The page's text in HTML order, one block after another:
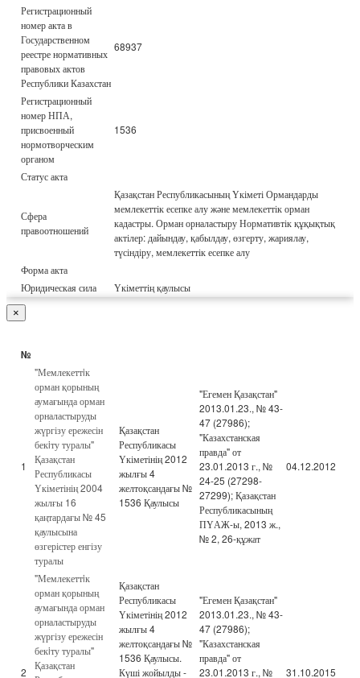
Регистрационный
номер акта в
Государственном
реестре нормативных
правовых актов
Республики Казахстан
68937
Регистрационный
номер НПА,
присвоенный
нормотворческим
органом
1536
Статус акта
Сфера
правоотношений
Қазақстан Республикасының Үкіметі Ормандарды
мемлекеттік есепке алу және мемлекеттік орман
кадастры. Орман орналастыру Нормативтік құқықтық
актілер: дайындау, қабылдау, өзгерту, жариялау,
түсіндіру, мемлекеттік есепке алу
Форма акта
Юридическая сила
Үкіметтің қаулысы
×
№
1
"Мемлекеттiк
орман қорының
аумағында орман
орналастыруды
жүргізу ережесін
бекiту туралы"
Қазақстан
Республикасы
Үкіметінің 2004
жылғы 16
қаңтардағы № 45
қаулысына
өзгерістер енгізу
туралы
Қазақстан
Республикасы
Үкіметінің 2012
жылғы 4
желтоқсандағы №
1536 Қаулысы
"Егемен Қазақстан"
2013.01.23., № 43-
47 (27986);
"Казахстанская
правда" от
23.01.2013 г., №
24-25 (27298-
27299); Қазақстан
Республикасының
ПҮАЖ-ы, 2013 ж.,
№ 2, 26-құжат
04.12.2012
2
"Мемлекеттiк
орман қорының
аумағында орман
орналастыруды
жүргізу ережесін
бекiту туралы"
Қазақстан
Қазақстан
Республикасы
Үкіметінің 2012
жылғы 4
желтоқсандағы №
1536 Қаулысы.
Күші жойылды -
"Егемен Қазақстан"
2013.01.23., № 43-
47 (27986);
"Казахстанская
правда" от
23.01.2013 г., №
31.10.2015